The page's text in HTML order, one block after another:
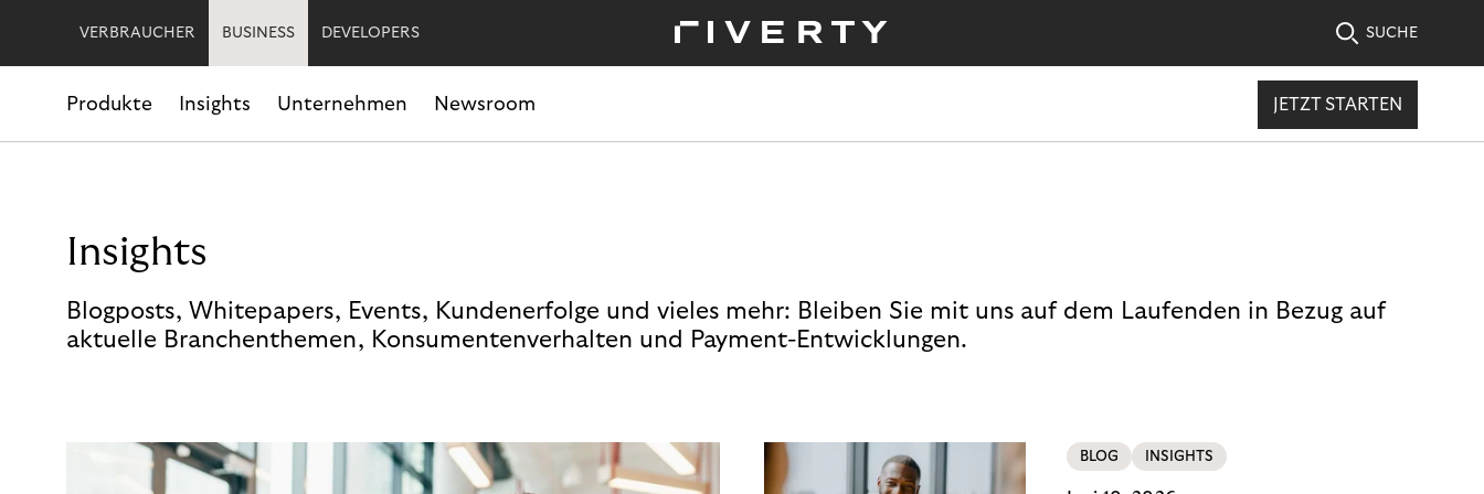
VERBRAUCHER BUSINESS DEVELOPERS SUCHE
Produkte Insights Unternehmen Newsroom JETZT STARTEN
Insights
Blogposts, Whitepapers, Events, Kundenerfolge und vieles mehr: Bleiben Sie mit uns auf dem Laufenden in Bezug auf
aktuelle Branchenthemen, Konsumentenverhalten und Payment-Entwicklungen.
BLOG INSIGHTS